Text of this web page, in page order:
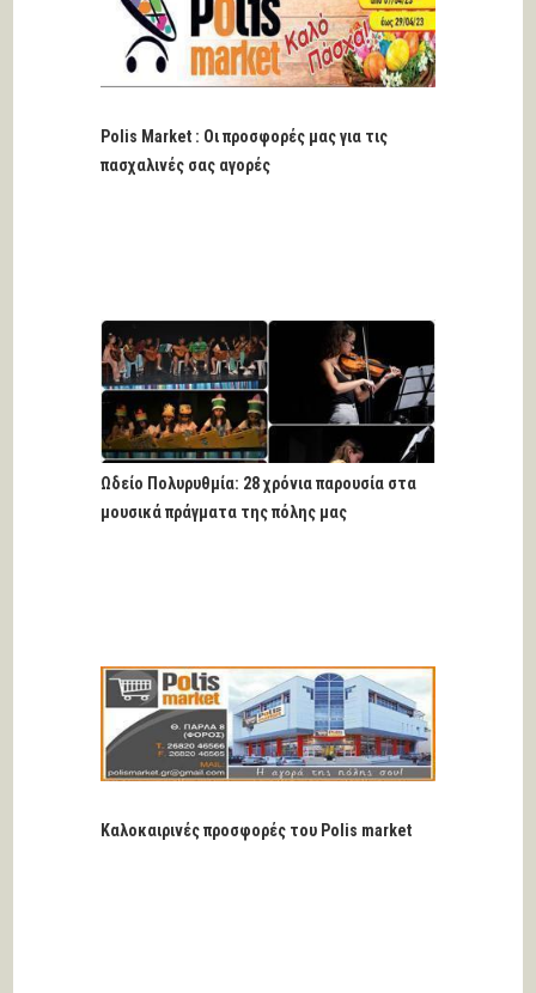
Polis Market : Οι προσφορές μας για τις
πασχαλινές σας αγορές
Ωδείο Πολυρυθμία: 28 χρόνια παρουσία στα
μουσικά πράγματα της πόλης μας
Καλοκαιρινές προσφορές του Polis market